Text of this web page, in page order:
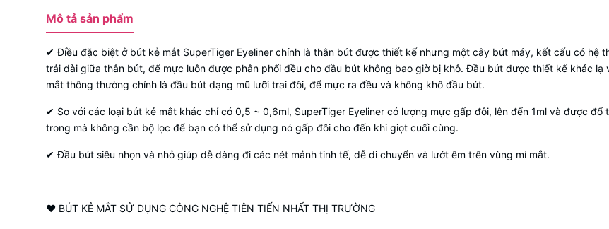
Mô tả sản phẩm
✔ Điều đặc biệt ở bút kẻ mắt SuperTiger Eyeliner chính là thân bút được thiết kế nhưng một cây bút máy, kết cấu có hệ
trải dài giữa thân bút, để mực luôn được phân phối đều cho đầu bút không bao giờ bị khô. Đầu bút được thiết kế khác lạ
mắt thông thường chính là đầu bút dạng mũ lưỡi trai đôi, để mực ra đều và không khô đầu bút.
✔ So với các loại bút kẻ mắt khác chỉ có 0,5 ~ 0,6ml, SuperTiger Eyeliner có lượng mực gấp đôi, lên đến 1ml và được đổ
trong mà không cần bộ lọc để bạn có thể sử dụng nó gấp đôi cho đến khi giọt cuối cùng.
✔ Đầu bút siêu nhọn và nhỏ giúp dễ dàng đi các nét mảnh tinh tế, dễ di chuyển và lướt êm trên vùng mí mắt.
❤ BÚT KẺ MẮT SỬ DỤNG CÔNG NGHỆ TIÊN TIẾN NHẤT THỊ TRƯỜNG